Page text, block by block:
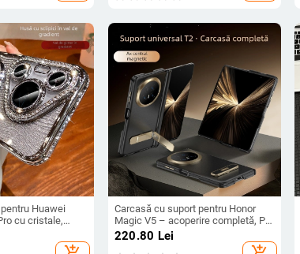
Huawei
cu cristale,
suport
a căldurii
Carcasă cu suport pentru Honor
Magic V5 – acoperire completă, PC
mat, anti-cădere, anti-amprente
220.80 Lei